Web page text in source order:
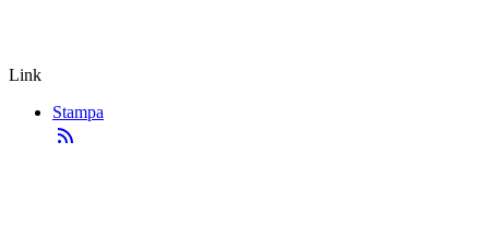
Link
Stampa